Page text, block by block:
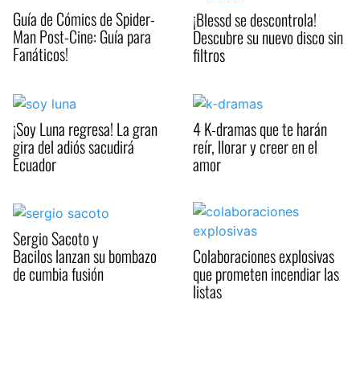
Guía de Cómics de Spider-
Man Post-Cine: Guía para
Fanáticos!
¡Blessd se descontrola!
Descubre su nuevo disco sin
filtros
¡Soy Luna regresa! La gran
gira del adiós sacudirá
Ecuador
4 K-dramas que te harán
reír, llorar y creer en el
amor
Sergio Sacoto y
Bacilos lanzan su bombazo
de cumbia fusión
Colaboraciones explosivas
que prometen incendiar las
listas